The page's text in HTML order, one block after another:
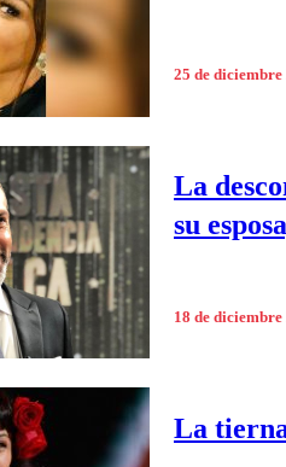
25 de diciembre
La
su
18 de diciembre
La